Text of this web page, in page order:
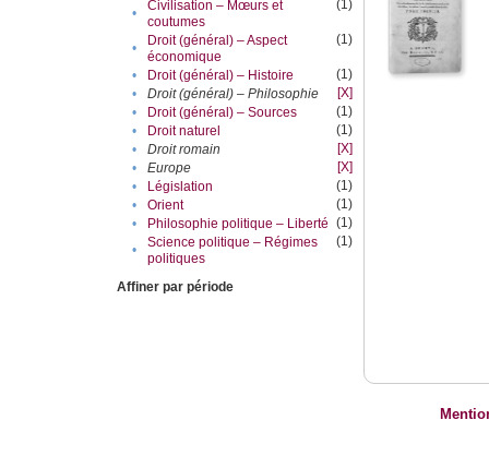
•
Civilisation – Mœurs et
coutumes
(1)
•
Droit (général) – Aspect
économique
(1)
• Droit (général) – Histoire
(1)
•
Droit (général) – Philosophie
[X]
•
Droit (général) – Sources
(1)
•
Droit naturel
(1)
•
Droit romain
[X]
•
Europe
[X]
•
Législation
(1)
•
Orient
(1)
•
Philosophie politique – Liberté (1)
•
Science politique – Régimes
politiques
(1)
Affiner par période